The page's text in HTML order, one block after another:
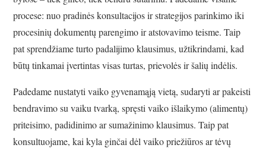
procese: nuo pradinės konsultacijos ir strategijos parinkimo iki
procesinių dokumentų parengimo ir atstovavimo teisme. Taip
pat sprendžiame turto padalijimo klausimus, užtikrindami, kad
būtų tinkamai įvertintas visas turtas, prievolės ir šalių indėlis.
Padedame nustatyti vaiko gyvenamąją vietą, sudaryti ar pakeisti
bendravimo su vaiku tvarką, spręsti vaiko išlaikymo (alimentų)
priteisimo, padidinimo ar sumažinimo klausimus. Taip pat
konsultuojame, kai kyla ginčai dėl vaiko priežiūros ar tėvų